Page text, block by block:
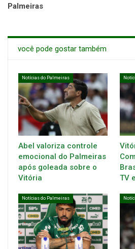
Palmeiras
você pode gostar também
Notícias do Palmeiras
Abel valoriza controle
emocional do Palmeiras
após goleada sobre o
Vitória
TV
Notícias do Palmeiras